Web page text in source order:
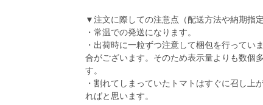
▼注文に際しての注意点（配送方法や納期指定
・常温での発送になります。
・出荷時に一粒ずつ注意して梱包を行って
合がございます。そのため表示量よりも数個
す。
・割れてしまっていたトマトはすぐに召し上
ればと思います。